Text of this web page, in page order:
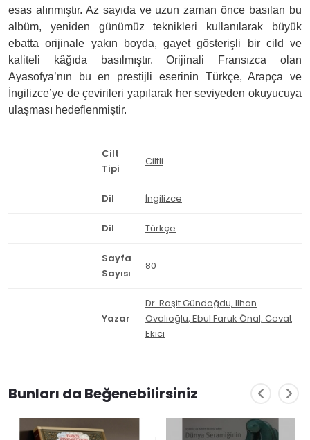
esas alınmıştır. Az sayıda ve uzun zaman önce basılan bu
albüm, yeniden günümüz teknikleri kullanılarak büyük
ebatta orijinale yakın boyda, gayet gösterişli bir cild ve
kaliteli kâğıda basılmıştır. Orijinali Fransızca olan
Ayasofya’nın bu en prestijli eserinin Türkçe, Arapça ve
İngilizce’ye de çevirileri yapılarak her seviyeden okuyucuya
ulaşması hedeflenmiştir.
Cilt
Tipi
Ciltli
Dil İngilizce
Dil Türkçe
Sayfa
Sayısı
80
Yazar
Dr. Raşit Gündoğdu, İlhan
Ovalıoğlu, Ebul Faruk Önal, Cevat
Ekici
Bunları da Beğenebilirsiniz